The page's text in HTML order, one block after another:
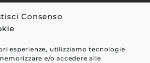
Consenso
esperienze, utilizziamo tecnologie
e/o accedere alle